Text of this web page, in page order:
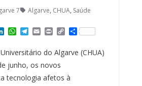
7 Algarve, CHUA, Saúde
L
n
k
e
d
I
W
h
t
s
A
p
T
e
e
g
r
a
E
m
i
l
P
n
t
C
o
y
n
S
h
r
do Algarve (CHUA)
junho, os novos
tecnologia afetos à